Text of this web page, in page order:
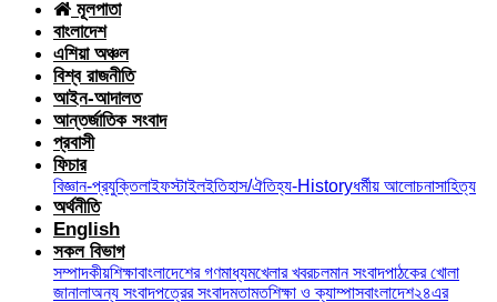
মূলপাতা
বাংলাদেশ
এশিয়া অঞ্চল
বিশ্ব রাজনীতি
আইন-আদালত
আন্তর্জাতিক সংবাদ
প্রবাসী
ফিচার
বিজ্ঞান-প্রযুক্তিলাইফস্টাইলইতিহাস/ঐতিহ্য-Historyধর্মীয় আলোচনাসাহিত্য
অর্থনীতি
English
সকল বিভাগ
সম্পাদকীয়শিক্ষাবাংলাদেশের গণমাধ্যমখেলার খবরচলমান সংবাদপাঠকের খোলা
জানালাঅন্য সংবাদপত্রের সংবাদমতামতশিক্ষা ও ক্যাম্পাসবাংলাদেশ২৪এর